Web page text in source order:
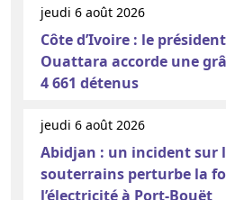
jeudi 6 août 2026
Côte d’Ivoire : le
Ouattara accorde une
4 661 détenus
jeudi 6 août 2026
Abidjan : un incident sur
souterrains perturbe la
l’électricité à Port-Bouët